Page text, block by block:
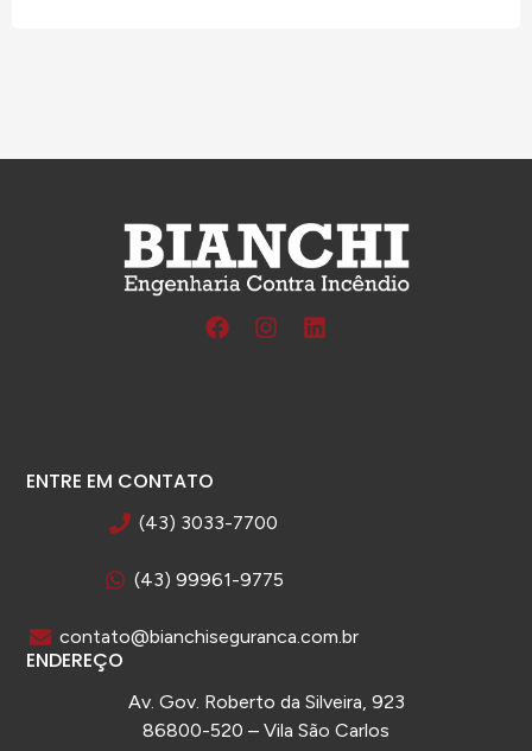
ENTRE EM CONTATO
(43) 3033-7700
(43) 99961-9775
contato@bianchiseguranca.com.br
ENDEREÇO
Av. Gov. Roberto da Silveira, 923
86800-520 – Vila São Carlos